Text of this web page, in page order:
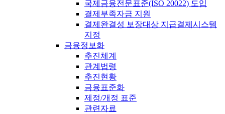
국제금융전문표준(ISO 20022) 도입
결제부족자금 지원
결제완결성 보장대상 지급결제시스템
지정
금융정보화
추진체계
관계법령
추진현황
금융표준화
제정/개정 표준
관련자료